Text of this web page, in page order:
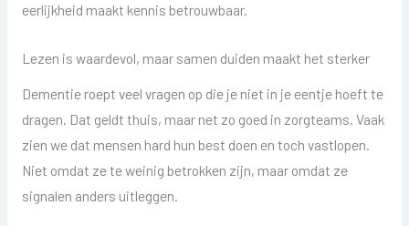
eerlijkheid maakt kennis betrouwbaar.
Lezen is waardevol, maar samen duiden maakt het sterker
Dementie roept veel vragen op die je niet in je eentje hoeft te
dragen. Dat geldt thuis, maar net zo goed in zorgteams. Vaak
zien we dat mensen hard hun best doen en toch vastlopen.
Niet omdat ze te weinig betrokken zijn, maar omdat ze
signalen anders uitleggen.